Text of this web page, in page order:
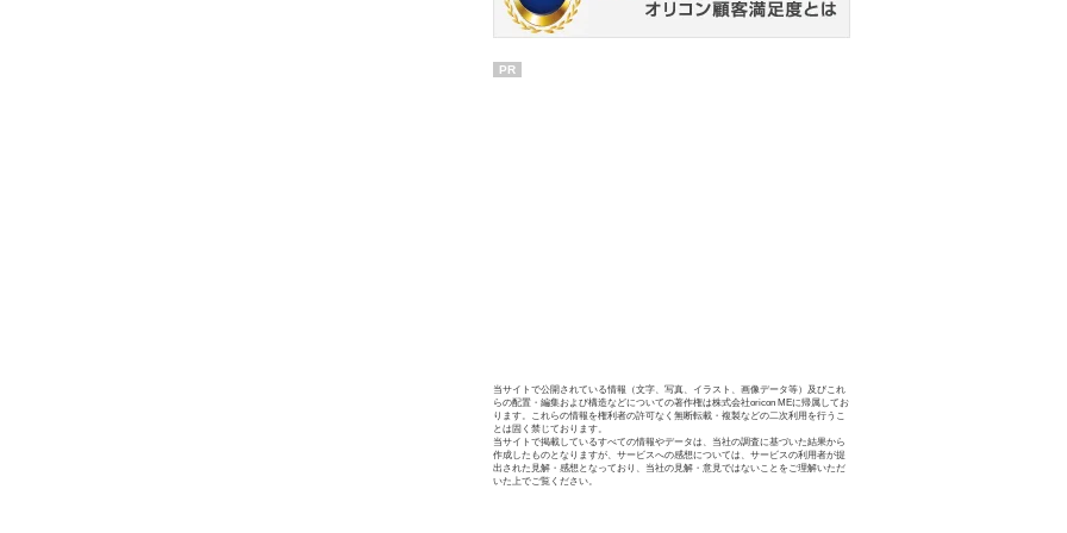
PR
当サイトで公開されている情報（文字、写真、イラスト、画像データ等）及びこれ
らの配置・編集および構造などについての著作権は株式会社oricon MEに帰属してお
ります。これらの情報を権利者の許可なく無断転載・複製などの二次利用を行うこ
とは固く禁じております。
当サイトで掲載しているすべての情報やデータは、当社の調査に基づいた結果から
作成したものとなりますが、サービスへの感想については、サービスの利用者が提
出された見解・感想となっており、当社の見解・意見ではないことをご理解いただ
いた上でご覧ください。